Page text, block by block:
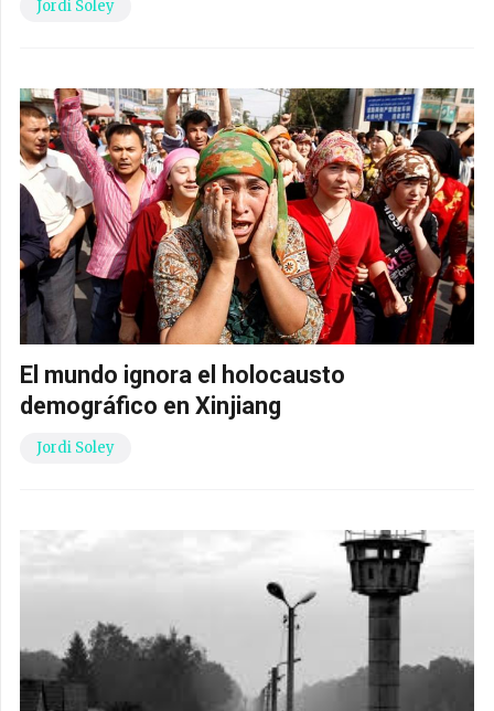
Jordi Soley
El mundo ignora el holocausto
demográfico en Xinjiang
Jordi Soley